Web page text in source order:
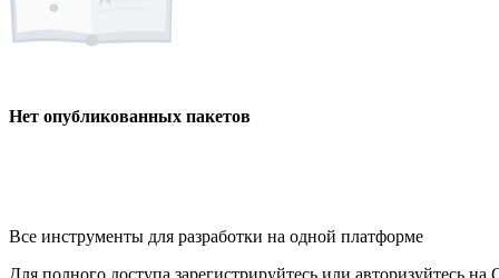
Нет опубликованных пакетов
Все инструменты для разработки на одной платформе
Для полного доступа зарегистрируйтесь или авторизуйтесь на